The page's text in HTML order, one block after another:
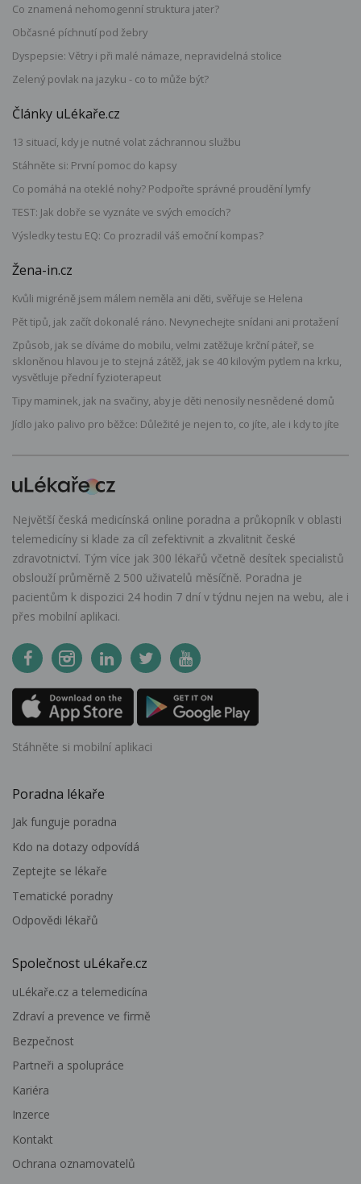
Co znamená nehomogenní struktura jater?
Občasné píchnutí pod žebry
Dyspepsie: Větry i při malé námaze, nepravidelná stolice
Zelený povlak na jazyku - co to může být?
Články uLékaře.cz
13 situací, kdy je nutné volat záchrannou službu
Stáhněte si: První pomoc do kapsy
Co pomáhá na oteklé nohy? Podpořte správné proudění lymfy
TEST: Jak dobře se vyznáte ve svých emocích?
Výsledky testu EQ: Co prozradil váš emoční kompas?
Žena-in.cz
Kvůli migréně jsem málem neměla ani děti, svěřuje se Helena
Pět tipů, jak začít dokonalé ráno. Nevynechejte snídani ani protažení
Způsob, jak se díváme do mobilu, velmi zatěžuje krční páteř, se
skloněnou hlavou je to stejná zátěž, jak se 40 kilovým pytlem na krku,
vysvětluje přední fyzioterapeut
Tipy maminek, jak na svačiny, aby je děti nenosily nesnědené domů
Jídlo jako palivo pro běžce: Důležité je nejen to, co jíte, ale i kdy to jíte
Největší česká medicínská online poradna a průkopník v oblasti
telemedicíny si klade za cíl zefektivnit a zkvalitnit české
zdravotnictví. Tým více jak 300 lékařů včetně desítek specialistů
obslouží průměrně 2 500 uživatelů měsíčně. Poradna je
pacientům k dispozici 24 hodin 7 dní v týdnu nejen na webu, ale i
přes mobilní aplikaci.
Stáhněte si mobilní aplikaci
Poradna lékaře
Jak funguje poradna
Kdo na dotazy odpovídá
Zeptejte se lékaře
Tematické poradny
Odpovědi lékařů
Společnost uLékaře.cz
uLékaře.cz a telemedicína
Zdraví a prevence ve firmě
Bezpečnost
Partneři a spolupráce
Kariéra
Inzerce
Kontakt
Ochrana oznamovatelů